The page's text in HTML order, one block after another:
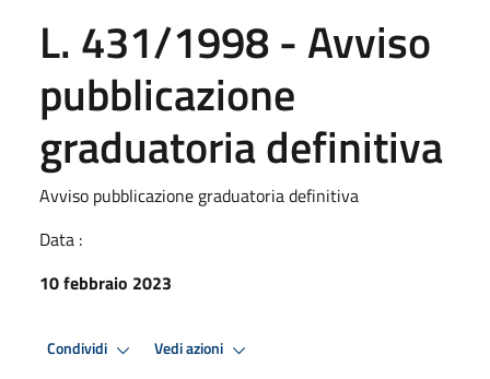
L. 431/1998 - Avviso
pubblicazione
graduatoria definitiva
Avviso pubblicazione graduatoria definitiva
Data :
10 febbraio 2023
Condividi Vedi azioni